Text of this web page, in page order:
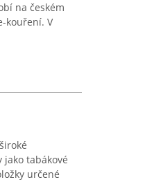
na českém
kouření. V
tabákové
určené